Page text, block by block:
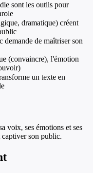
sont les outils pour
dramatique) créent
de maîtriser son
(convaincre), l'émotion
un texte en
voix, ses émotions et ses
son public.